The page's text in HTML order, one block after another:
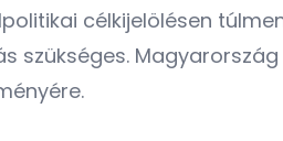
célkijelölésen
szükséges.